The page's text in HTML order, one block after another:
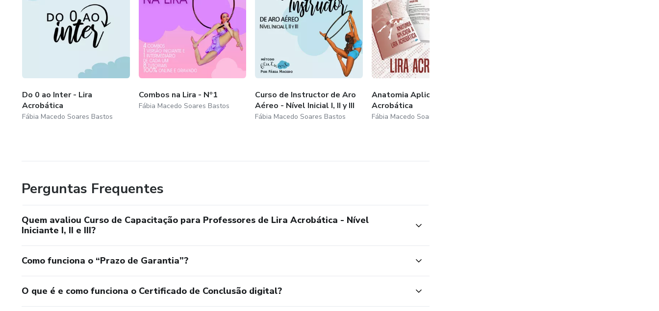
Do 0 ao Inter - Lira
Acrobática
Fábia Macedo Soares Bastos
Combos na Lira - Nº1
Fábia Macedo Soares Bastos
Curso de Instructor de Aro
Aéreo - Nível Inicial I, II y III
Fábia Macedo Soares Bastos
Anatomia Aplicada à Lira
Acrobática
Fábia Macedo Soares Bastos
Perguntas Frequentes
Quem avaliou Curso de Capacitação para Professores de Lira Acrobática - Nível
Iniciante I, II e III?
Como funciona o “Prazo de Garantia”?
O que é e como funciona o Certificado de Conclusão digital?